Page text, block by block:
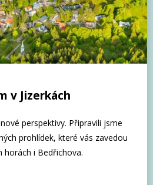
v Jizerkách
perspektivy. Připravili jsme
prohlídek, které vás zavedou
horách i Bedřichova.